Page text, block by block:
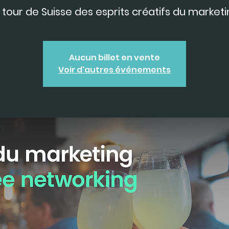
tour de Suisse des esprits créatifs du
Aucun billet en vente
Voir d'autres événements